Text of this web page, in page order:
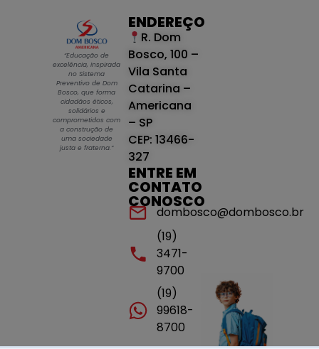
“Educação de
excelência, inspirada
no Sistema
Preventivo de Dom
Bosco, que forma
cidadãos éticos,
solidários e
comprometidos com
a construção de
uma sociedade
justa e fraterna.”
ENDEREÇO
R. Dom
Bosco, 100 –
Vila Santa
Catarina –
Americana
– SP
CEP: 13466-
327
ENTRE EM
CONTATO
CONOSCO
dombosco@dombosco.br
(19)
3471-
9700
(19)
99618-
8700